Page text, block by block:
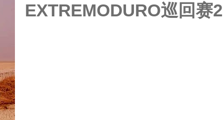
EXTREMODURO巡回赛